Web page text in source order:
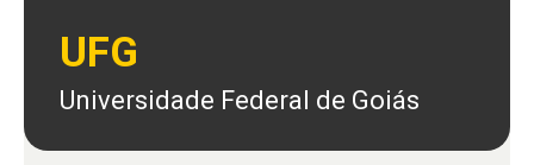
UFG
Universidade Federal de Goiás